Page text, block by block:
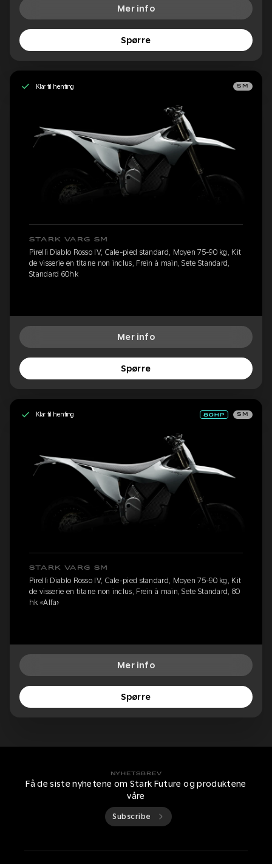
Mer info
Spørre
Klar til henting SM
STARK VARG SM
Pirelli Diablo Rosso IV, Cale-pied standard, Moyen 75-90 kg, Kit
de visserie en titane non inclus, Frein à main, Sete Standard,
Standard 60hk
Mer info
Spørre
Klar til henting SM
STARK VARG SM
Pirelli Diablo Rosso IV, Cale-pied standard, Moyen 75-90 kg, Kit
de visserie en titane non inclus, Frein à main, Sete Standard, 80
hk «Alfa»
Mer info
Spørre
NYHETSBREV
Få de siste nyhetene om Stark Future og produktene
våre
Subscribe